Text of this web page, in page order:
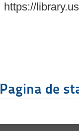
https://
Pagina de